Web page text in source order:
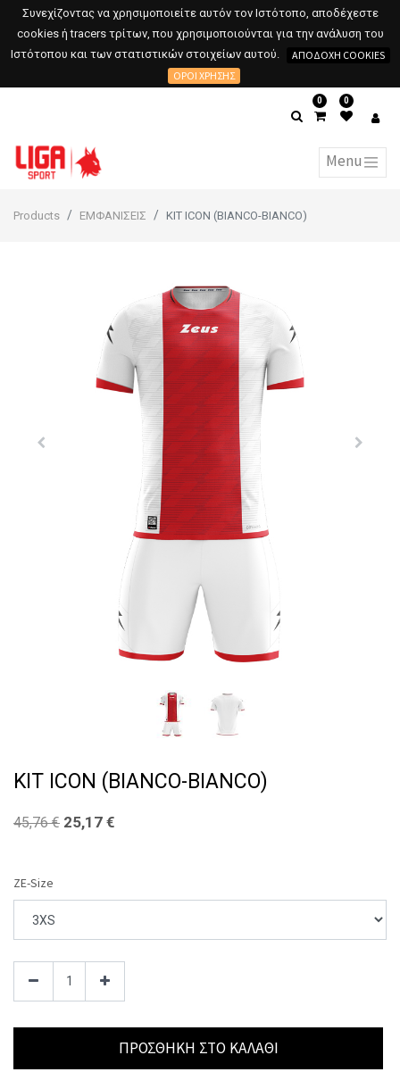
Συνεχίζοντας να χρησιμοποιείτε αυτόν τον Ιστότοπο, αποδέχεστε
cookies ή tracers τρίτων, που χρησιμοποιούνται για την ανάλυση του
Ιστότοπου και των στατιστικών στοιχείων αυτού.
ΑΠΟΔΟΧΉ COOKIES
ΌΡΟΙ ΧΡΉΣΗΣ
0 0
Products ΕΜΦΑΝΙΣΕΙΣ KIT ICON (BIANCO-BIANCO)
KIT ICON (BIANCO-BIANCO)
45,76€ 25,17 €
ZE-Size
ΠΡΟΣΘΉΚΗ ΣΤΟ ΚΑΛΆΘΙ